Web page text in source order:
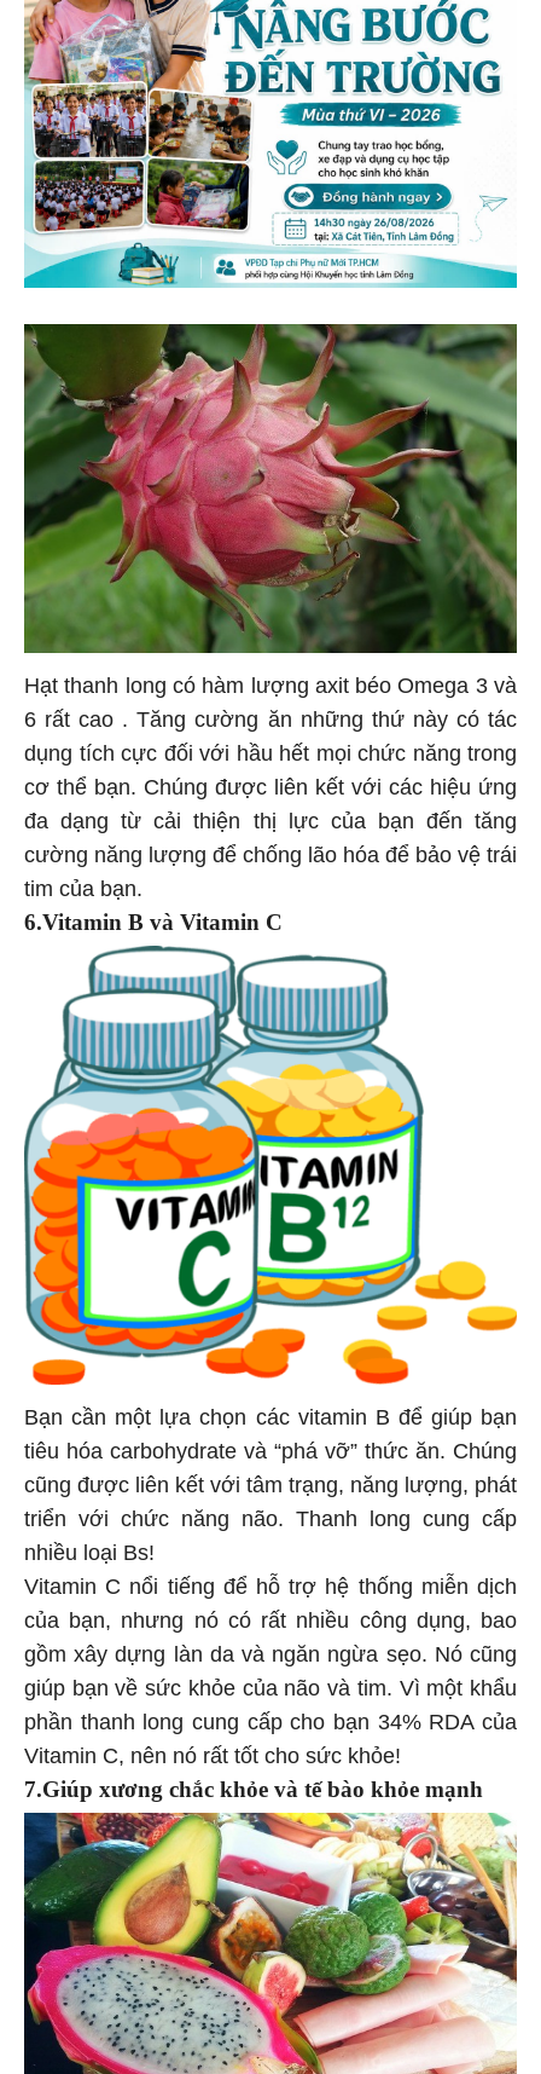
Hạt thanh long có hàm lượng axit béo Omega 3 và
6 rất cao . Tăng cường ăn những thứ này có tác
dụng tích cực đối với hầu hết mọi chức năng trong
cơ thể bạn. Chúng được liên kết với các hiệu ứng
đa dạng từ cải thiện thị lực của bạn đến tăng
cường năng lượng để chống lão hóa để bảo vệ trái
tim của bạn.
6.Vitamin B và Vitamin C
Bạn cần một lựa chọn các vitamin B để giúp bạn
tiêu hóa carbohydrate và “phá vỡ” thức ăn. Chúng
cũng được liên kết với tâm trạng, năng lượng, phát
triển với chức năng não. Thanh long cung cấp
nhiều loại Bs!
Vitamin C nổi tiếng để hỗ trợ hệ thống miễn dịch
của bạn, nhưng nó có rất nhiều công dụng, bao
gồm xây dựng làn da và ngăn ngừa sẹo. Nó cũng
giúp bạn về sức khỏe của não và tim. Vì một khẩu
phần thanh long cung cấp cho bạn 34% RDA của
Vitamin C, nên nó rất tốt cho sức khỏe!
7.Giúp xương chắc khỏe và tế bào khỏe mạnh